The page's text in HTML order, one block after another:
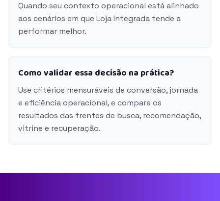
Quando seu contexto operacional está alinhado
aos cenários em que Loja Integrada tende a
performar melhor.
Como validar essa decisão na prática?
Use critérios mensuráveis de conversão, jornada
e eficiência operacional, e compare os
resultados das frentes de busca, recomendação,
vitrine e recuperação.